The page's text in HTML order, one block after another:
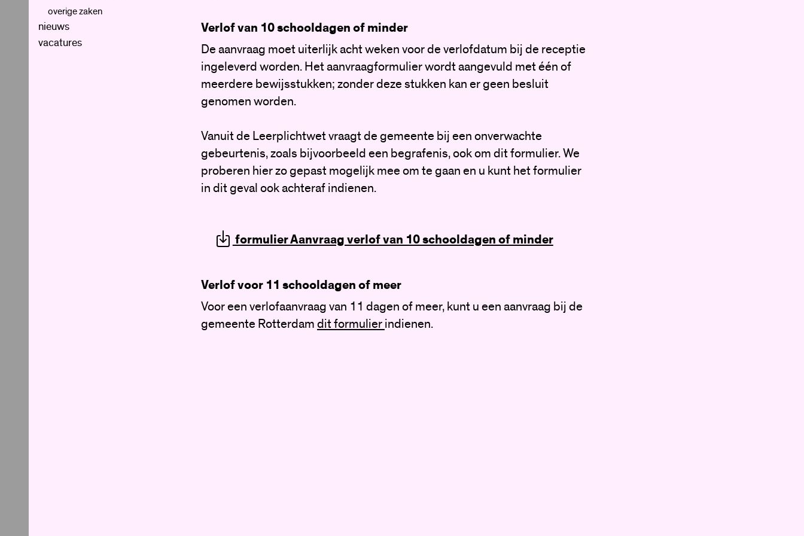
examens en resultaten
langer ziek
arbo-beleid
privacy
mediatheek
kluisjes
webshop
herkansen se
financiële ondersteuning
verzekering
overige zaken
boeken en schoolspullen
reizen, de voorwaarden
nieuws
vacatures
Verlof van 10 schooldagen of minder
De aanvraag moet uiterlijk acht weken voor de verlofdatum bij de receptie
ingeleverd worden. Het aanvraagformulier wordt aangevuld met één of
meerdere bewijsstukken; zonder deze stukken kan er geen besluit
genomen worden.
Vanuit de Leerplichtwet vraagt de gemeente bij een onverwachte
gebeurtenis, zoals bijvoorbeeld een begrafenis, ook om dit formulier. We
proberen hier zo gepast mogelijk mee om te gaan en u kunt het formulier
in dit geval ook achteraf indienen.
formulier Aanvraag verlof van 10 schooldagen of minder
Verlof voor 11 schooldagen of meer
Voor een verlofaanvraag van 11 dagen of meer, kunt u een aanvraag bij de
gemeente Rotterdamdit formulierindienen.